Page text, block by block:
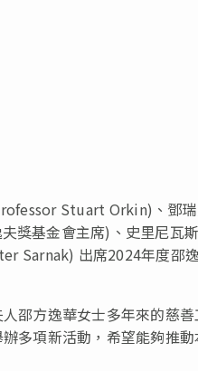
Stuart Orkin)、鄧
獎基金會主席)、史里尼瓦斯
Sarnak) 出席2024年度邵
邵方逸華女士多年來的慈善
多項新活動，希望能夠推動